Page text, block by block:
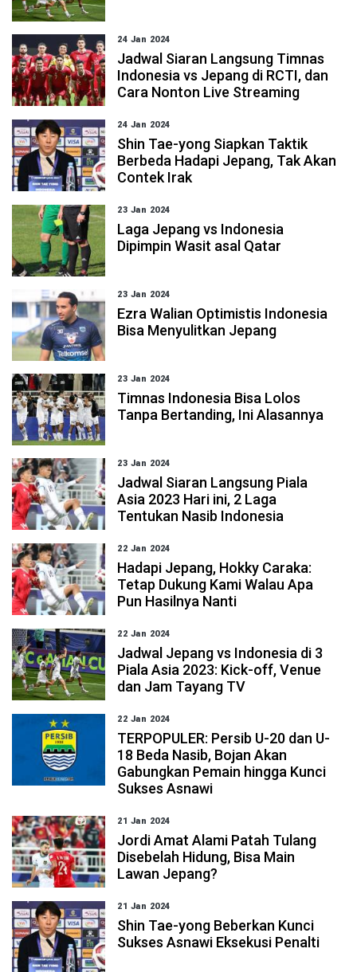
24 Jan 2024
Jadwal Siaran Langsung Timnas
Indonesia vs Jepang di RCTI, dan
Cara Nonton Live Streaming
24 Jan 2024
Shin Tae-yong Siapkan Taktik
Berbeda Hadapi Jepang, Tak Akan
Contek Irak
23 Jan 2024
Laga Jepang vs Indonesia
Dipimpin Wasit asal Qatar
23 Jan 2024
Ezra Walian Optimistis Indonesia
Bisa Menyulitkan Jepang
23 Jan 2024
Timnas Indonesia Bisa Lolos
Tanpa Bertanding, Ini Alasannya
23 Jan 2024
Jadwal Siaran Langsung Piala
Asia 2023 Hari ini, 2 Laga
Tentukan Nasib Indonesia
22 Jan 2024
Hadapi Jepang, Hokky Caraka:
Tetap Dukung Kami Walau Apa
Pun Hasilnya Nanti
22 Jan 2024
Jadwal Jepang vs Indonesia di 3
Piala Asia 2023: Kick-off, Venue
dan Jam Tayang TV
22 Jan 2024
TERPOPULER: Persib U-20 dan U-
18 Beda Nasib, Bojan Akan
Gabungkan Pemain hingga Kunci
Sukses Asnawi
21 Jan 2024
Jordi Amat Alami Patah Tulang
Disebelah Hidung, Bisa Main
Lawan Jepang?
21 Jan 2024
Shin Tae-yong Beberkan Kunci
Sukses Asnawi Eksekusi Penalti